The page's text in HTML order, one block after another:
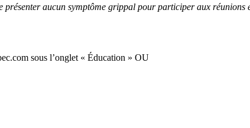
aucun symptôme grippal pour participer aux
sous l’onglet « Éducation » OU